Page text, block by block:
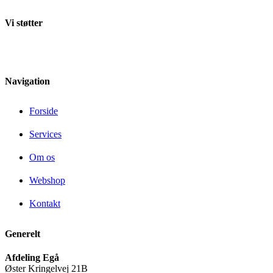
Vi støtter
Navigation
Forside
Services
Om os
Webshop
Kontakt
Generelt
Afdeling Egå
Øster Kringelvej 21B